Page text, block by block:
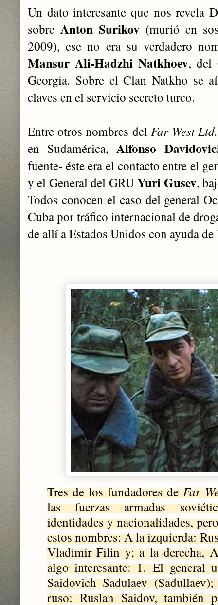
Un dato interesante que nos revela
sobre Anton Surikov (murió en
2009), ese no era su verdadero
Mansur Ali-Hadzhi Natkhoev, del
Georgia. Sobre el Clan Natkho se
claves en el servicio secreto turco.
Entre otros nombres del Far West Ltd.
en Sudamérica,Alfonso
fuente- éste era el contacto entre el
y el General del GRUYuri Gusev,
Todos conocen el caso del general
Cuba por tráfico internacional de
de allí a Estados Unidos con ayuda de
Tres de los fundadores deFar
las fuerzas armadas
identidades y nacionalidades,
estos nombres: A la izquierda:
Vladimir Filin y; a la derecha,
algo interesante: 1.El general
Saidovich Sadulaev
ruso: Ruslan Saidov, también